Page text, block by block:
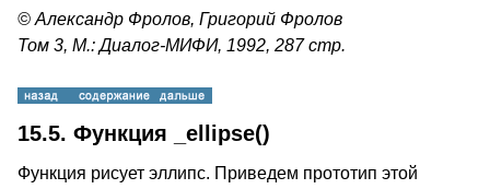
© Александр Фролов, Григорий Фролов
Том 3, М.: Диалог-МИФИ, 1992, 287 стр.
15.5. Функция _ellipse()
Функция рисует эллипс. Приведем прототип этой